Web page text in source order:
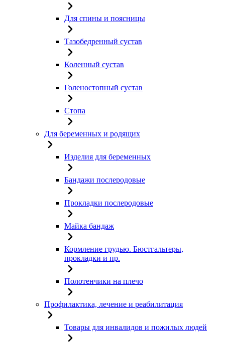
Для спины и поясницы
Тазобедренный сустав
Коленный сустав
Голеностопный сустав
Стопа
Для беременных и родящих
Изделия для беременных
Бандажи послеродовые
Прокладки послеродовые
Майка бандаж
Кормление грудью. Бюстгальтеры,
прокладки и пр.
Полотенчики на плечо
Профилактика, лечение и реабилитация
Товары для инвалидов и пожилых людей